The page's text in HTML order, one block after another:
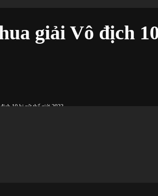
giải Vô địch
10 bi nữ thế giới 2023